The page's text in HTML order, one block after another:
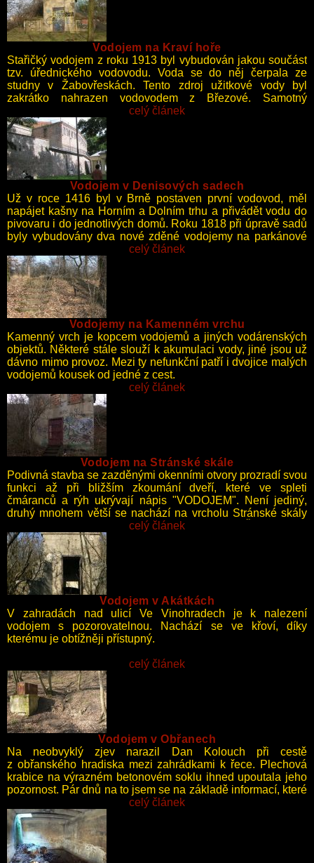
Vodojem na Kraví hoře
Stařičký vodojem z roku 1913 byl vybudován jakou součást
tzv. úřednického vodovodu. Voda se do něj čerpala ze
studny v Žabovřeskách. Tento zdroj užitkové vody byl
zakrátko nahrazen vodovodem z Březové. Samotný
vodojem fungoval až do 60. let, kdy byl odstaven a funkci
převzal vodojem Barvičova.
celý článek
Vodojem v Denisových sadech
Už v roce 1416 byl v Brně postaven první vodovod, měl
napájet kašny na Horním a Dolním trhu a přivádět vodu do
pivovaru i do jednotlivých domů. Roku 1818 při úpravě sadů
byly vybudovány dva nové zděné vodojemy na parkánové
zdi. K uvedení do provozu došlo o dvě léta později.
V důsledku přebudovaní vodovodního systému, byl vodojem
roku 1873 zrušen a začínal chátrat.
celý článek
Vodojemy na Kamenném vrchu
Kamenný vrch je kopcem vodojemů a jiných vodárenských
objektů. Některé stále slouží k akumulaci vody, jiné jsou už
dávno mimo provoz. Mezi ty nefunkční patří i dvojice malých
vodojemů kousek od jedné z cest.
celý článek
Vodojem na Stránské skále
Podivná stavba se zazděnými okenními otvory prozradí svou
funkci až při bližším zkoumání dveří, které ve spleti
čmáranců a rýh ukrývají nápis "VODOJEM". Není jediný,
druhý mnohem větší se nachází na vrcholu Stránské skály
a je stále v provozu, zásobuje především Černovickou
terasu.
celý článek
Vodojem v Akátkách
V zahradách nad ulicí Ve Vinohradech je k nalezení
vodojem s pozorovatelnou. Nachází se ve křoví, díky
kterému je obtížněji přístupný.
celý článek
Vodojem v Obřanech
Na neobvyklý zjev narazil Dan Kolouch při cestě
z obřanského hradiska mezi zahrádkami k řece. Plechová
krabice na výrazném betonovém soklu ihned upoutala jeho
pozornost. Pár dnů na to jsem se na základě informací, které
mi poskytl, vypravil na místo i já.
celý článek